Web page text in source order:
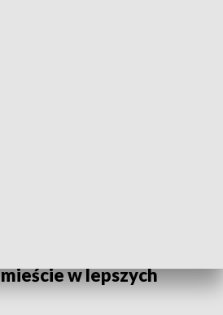
w lepszych